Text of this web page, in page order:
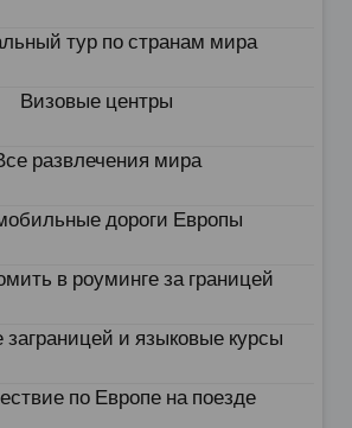
тур по странам мира
Визовые центры
развлечения мира
дороги Европы
в роуминге за границей
и языковые курсы
по Европе на поезде